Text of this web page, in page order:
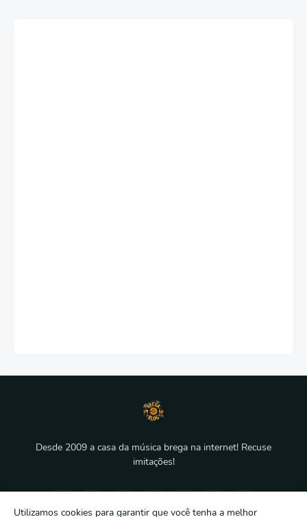
Desde 2009 a casa da música brega na internet! Recuse
imitações!
Utilizamos cookies para garantir que você tenha a melhor